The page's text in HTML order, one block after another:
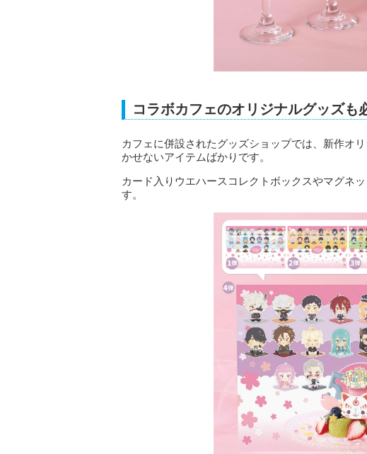
コラボカフェのオリジナルグッズも
カフェに併設されたグッズショップでは、新作オ
かせないアイテムばかりです。
カード入りウエハースコレクトボックスやマグネ
す。